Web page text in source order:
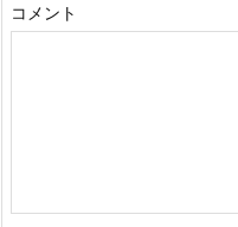
コメント